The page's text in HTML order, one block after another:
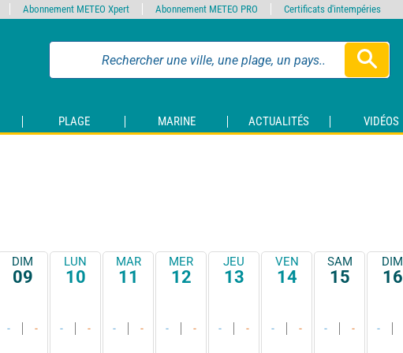
PLAGE MARINE ACTUALITÉS VIDÉOS
DIM
09
- -
LUN
10
- -
MAR
11
- -
MER
12
- -
JEU
13
- -
VEN
14
- -
SAM
15
- -
DIM
16
-
Abonnement METEO Xpert Abonnement METEO PRO Certificats d'intempéries